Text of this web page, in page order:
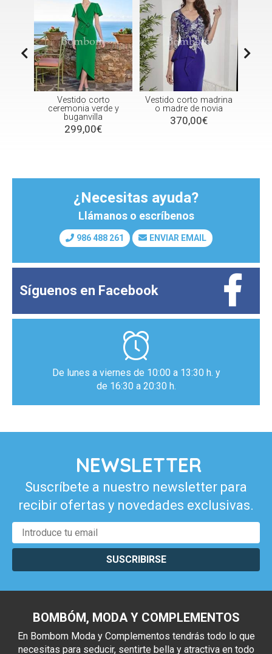
Vestido corto
ceremonia verde y
buganvilla
299,00€
Vestido corto madrina
o madre de novia
370,00€
¿Necesitas ayuda?
Llámanos o escríbenos
986 488 261 ENVIAR EMAIL
Síguenos en Facebook
De lunes a viernes de 10:00 a 13:30 h. y
de 16:30 a 20:30 h.
NEWSLETTER
Suscríbete a nuestro newsletter para
recibir ofertas y novedades exclusivas.
SUSCRIBIRSE
BOMBÓM, MODA Y COMPLEMENTOS
En Bombom Moda y Complementos tendrás todo lo que
necesitas para seducir, sentirte bella y atractiva en todo